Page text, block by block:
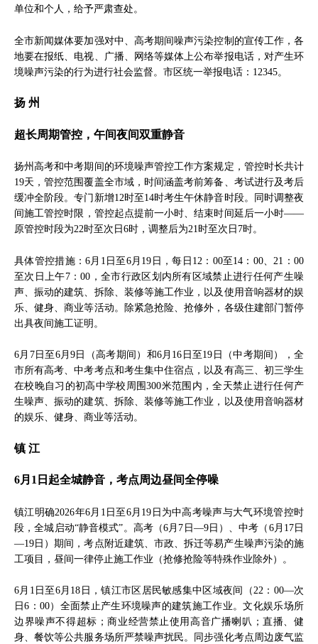
单位和个人，给予严肃查处。
全市新闻媒体要加强对中、高考期间噪声污染控制的宣传工作，各
地要在报纸、电视、广播、网络等媒体上公布举报电话，对产生环
境噪声污染的行为进行社会监督。市区统一举报电话：12345。
扬 州
超长周期管控，午间夜间双重静音
扬州高考和中考期间的环境噪声管控工作方案规定，管控时长共计
19天，管控范围覆盖全市域，时间涵盖考前筹备、考试进行及考后
缓冲全阶段。专门新增12时至14时考生午休静音时段。同时调整夜
间施工管控时限，管控起点提前一小时、结束时间延后一小时——
原管控时段为22时至次日6时，调整后为21时至次日7时。
具体管控措施：6月1日至6月19日，每日12：00至14：00、21：00
至次日上午7：00，全市行政区划内所有区域禁止进行任何产生噪
声、振动的建筑、拆除、装修等施工作业，以及使用音响器材的娱
乐、健身、商业等活动。除紧急抢险、抢修外，各级住建部门暂停
出具夜间施工证明。
6月7日至6月9日（高考期间）和6月16日至19日（中考期间），全
市所有高考、中考考点和考生集中住宿点，以及有高三、初三学生
在校晚自习的初高中学校周围300米范围内，全天禁止进行任何产
生噪声、振动的建筑、拆除、装修等施工作业，以及使用音响器材
的娱乐、健身、商业等活动。
镇 江
6月1日起全城静音，考点周边昼间全停噪
镇江明确2026年6月1日至6月19日为中高考噪声与大气环境管控时
段，全城启动“静音模式”。高考（6月7日—9日）、中考（6月17日
—19日）期间，考点附近建筑、市政、拆迁等易产生噪声污染的施
工项目，昼间一律停止施工作业（抢修抢险等特殊作业除外）。
6月1日至6月18日，镇江市区居民敏感集中区域夜间（22：00—次
日6：00）全面禁止产生环境噪声的建筑施工作业。文化娱乐场所
边界噪声不得超标；商业经营禁止使用高音广播喇叭；直播、健
身、餐饮等公共服务场所严禁噪声扰民。同步强化考点周边废气监